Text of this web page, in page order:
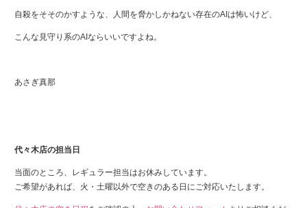
自殺をそそのかすような、人間を脅かしかねない存在のAIは怖いけど、
こんな見守り系のAIならいいですよね。
あさぎ真那
代々木店の担当日
当面のところ、レギュラー担当はお休みしています。
ご希望があれば、火・土曜以外で空きのある日にご対応いたします。